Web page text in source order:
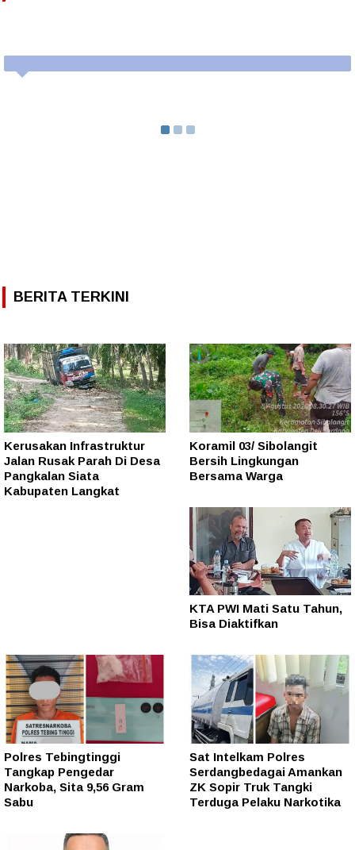
BERITA TERKINI
Kerusakan Infrastruktur
Jalan Rusak Parah Di Desa
Pangkalan Siata
Kabupaten Langkat
Koramil 03/ Sibolangit
Bersih Lingkungan
Bersama Warga
KTA PWI Mati Satu Tahun,
Bisa Diaktifkan
Polres Tebingtinggi
Tangkap Pengedar
Narkoba, Sita 9,56 Gram
Sabu
Sat Intelkam Polres
Serdangbedagai Amankan
ZK Sopir Truk Tangki
Terduga Pelaku Narkotika